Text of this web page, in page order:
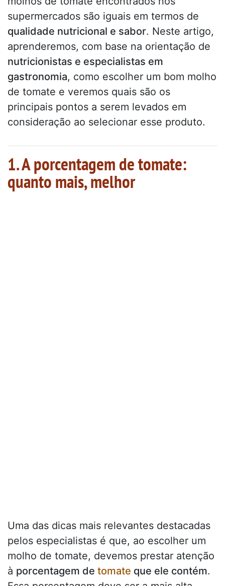
supermercados são iguais em termos de
qualidade nutricional e sabor. Neste artigo,
aprenderemos, com base na orientação de
nutricionistas e especialistas em
gastronomia, como escolher um bom molho
de tomate e veremos quais são os
principais pontos a serem levados em
consideração ao selecionar esse produto.
1. A porcentagem de tomate:
quanto mais, melhor
Uma das dicas mais relevantes destacadas
pelos especialistas é que, ao escolher um
molho de tomate, devemos prestar atenção
à porcentagem de tomate que ele contém.